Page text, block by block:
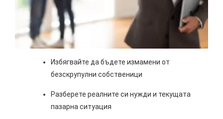
Избягвайте да бъдете измамени от
безскрупулни собственици
Разберете реалните си нужди и текущата
пазарна ситуация